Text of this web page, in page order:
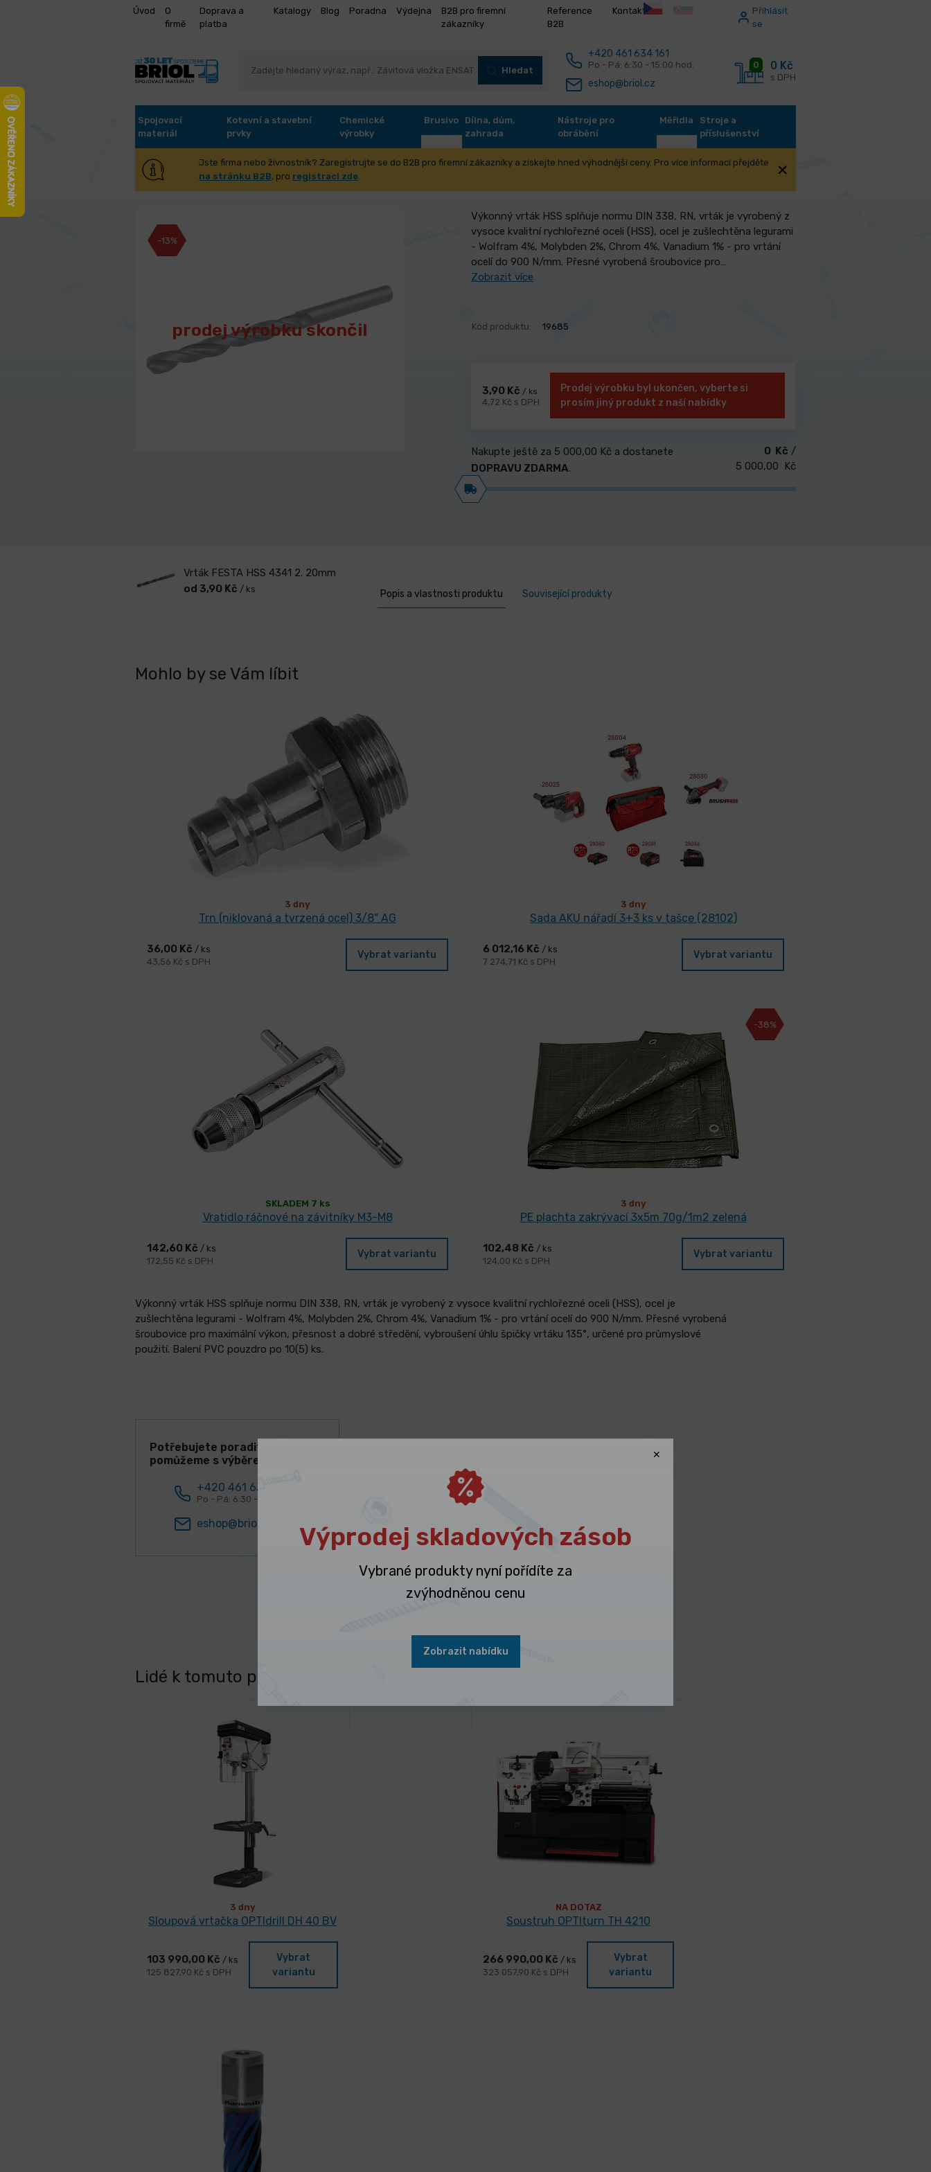
Úvod
O
firmě
Doprava a
platba
Katalogy Blog Poradna Výdejna
B2B pro firemní
zákazníky
Reference
B2B
Kontakt
Příhlásit
se
Hledat
+420 461 634 161
Po - Pá: 6:30 - 15:00 hod.
eshop@briol.cz
0 0 Kč
s DPH
Spojovací
materiál
Kotevní a stavební
prvky
Chemické
výrobky
Brusivo
Dílna, dům,
zahrada
Nástroje pro
obrábění
Měřidla
Stroje a
příslušenství
Jste firma nebo živnostník? Zaregistrujte se do B2B pro firemní zákazníky a získejte hned výhodnější ceny. Pro více informací přejděte
na stránku B2B, pro registraci zde.
Vrták FESTA HSS 4341 2. 20mm
prodej výrobku skončil
-13%
Výkonný vrták HSS splňuje normu DIN 338, RN, vrták je vyrobený z
vysoce kvalitní rychlořezné oceli (HSS), ocel je zušlechtěna legurami
- Wolfram 4%, Molybden 2%, Chrom 4%, Vanadium 1% - pro vrtání
ocelí do 900 N/mm. Přesné vyrobená šroubovice pro…
Zobrazit více
Kód produktu: 19685
3,90 Kč / ks
4,72 Kč s DPH
Prodej výrobku byl ukončen, vyberte si
prosím jiný produkt z naší nabídky
Nakupte ještě za 5 000,00 Kč a dostanete
DOPRAVU ZDARMA.
0 Kč /
5 000,00 Kč
Vrták FESTA HSS 4341 2. 20mm
od 3,90 Kč / ks Popis a vlastnosti produktu Související produkty
Mohlo by se Vám líbit
3 dny
Trn (niklovaná a tvrzená ocel) 3/8" AG
36,00 Kč / ks
43,56 Kč s DPH
Vybrat variantu
3 dny
Sada AKU nářadí 3+3 ks v tašce (28102)
6 012,16 Kč / ks
7 274,71 Kč s DPH
Vybrat variantu
SKLADEM 7 ks
Vratidlo ráčnové na závitníky M3-M8
142,60 Kč / ks
172,55 Kč s DPH
Vybrat variantu
-38%
3 dny
PE plachta zakrývací 3x5m 70g/1m2 zelená
102,48 Kč / ks
124,00 Kč s DPH
Vybrat variantu
Výkonný vrták HSS splňuje normu DIN 338, RN, vrták je vyrobený z vysoce kvalitní rychlořezné oceli (HSS), ocel je
zušlechtěna legurami - Wolfram 4%, Molybden 2%, Chrom 4%, Vanadium 1% - pro vrtání ocelí do 900 N/mm. Přesné vyrobená
šroubovice pro maximální výkon, přesnost a dobré středění, vybroušení úhlu špičky vrtáku 135°, určené pro průmyslové
použití. Balení PVC pouzdro po 10(5) ks.
Potřebujete poradit? Rádi Vám
pomůžeme s výběrem!
+420 461 634 161
Po - Pá: 6:30 - 15:00 hod.
eshop@briol.cz
Lidé k tomuto produktu nejčastěji kupují
3 dny
Sloupová vrtačka OPTIdrill DH 40 BV
103 990,00 Kč / ks
125 827,90 Kč s DPH
Vybrat
variantu
NA DOTAZ
Soustruh OPTIturn TH 4210
266 990,00 Kč / ks
323 057,90 Kč s DPH
Vybrat
variantu
Výprodej skladových zásob
Vybrané produkty nyní pořídíte za
zvýhodněnou cenu
Zobrazit nabídku